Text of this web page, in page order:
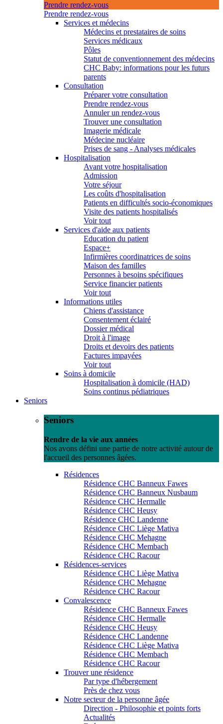
Prendre rendez-vous
Prendre rendez-vous
Services et médecins
Médecins et prestataires de soins
Services médicaux
Pôles
Statut de conventionnement des médecins
CHC Baby: informations pour les futurs
parents
Consultation
Préparer votre consultation
Prendre rendez-vous
Annuler un rendez-vous
Trouver une consultation
Imagerie médicale
Médecine nucléaire
Prises de sang - Analyses médicales
Hospitalisation
Avant votre hospitalisation
Admission
Votre séjour
Les coûts d'hospitalisation
Patients en difficultés socio-économiques
Visite des patients hospitalisés
Voir tout
Services d'aide aux patients
Education du patient
Espace+
Infirmières coordinatrices de soins
Maison des familles
Personnes à besoins spécifiques
Service financier patients
Voir tout
Informations utiles
Chiens d'assistance
Consentement éclairé
Dossier médical
Droit à l'image
Droits et devoirs des patients
Factures impayées
Voir tout
Soins à domicile
Hospitalisation à domicile (HAD)
Soins continus pédiatriques
Seniors
Seniors
Rendre de la vie aux années
Nos avons défini une partie de notre activité autour de
l'accueil des personnes âgées.
Résidences
Résidence CHC Banneux Fawes
Résidence CHC Banneux Nusbaum
Résidence CHC Hermalle
Résidence CHC Heusy
Résidence CHC Landenne
Résidence CHC Liège Mativa
Résidence CHC Mehagne
Résidence CHC Membach
Résidence CHC Racour
Résidences-services
Résidence CHC Liège Mativa
Résidence CHC Mehagne
Résidence CHC Racour
Convalescence
Résidence CHC Banneux Fawes
Résidence CHC Hermalle
Résidence CHC Heusy
Résidence CHC Landenne
Résidence CHC Liège Mativa
Résidence CHC Membach
Résidence CHC Racour
Trouver une résidence
Par type d'hébergement
Près de chez vous
Notre secteur de la personne âgée
Direction - Philosophie et points forts
Actualités